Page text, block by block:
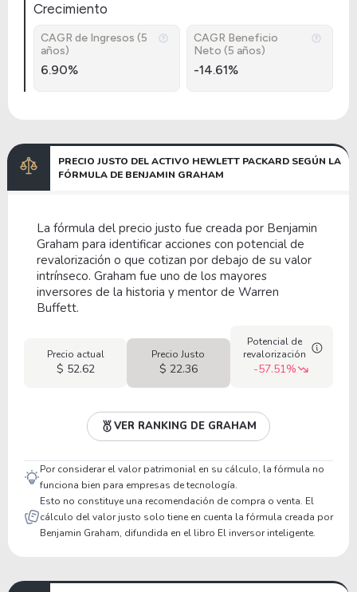
Crecimiento
CAGR de Ingresos (5
años)
6.90%
CAGR Beneficio
Neto (5 años)
-14.61%
PRECIO JUSTO DEL ACTIVO HEWLETT PACKARD SEGÚN LA
FÓRMULA DE BENJAMIN GRAHAM
La fórmula del precio justo fue creada por Benjamin
Graham para identificar acciones con potencial de
revalorización o que cotizan por debajo de su valor
intrínseco. Graham fue uno de los mayores
inversores de la historia y mentor de Warren
Buffett.
Precio actual
$ 52.62
Precio Justo
$ 22.36
Potencial de
revalorización
-57.51%
VER RANKING DE GRAHAM
Por considerar el valor patrimonial en su cálculo, la fórmula no
funciona bien para empresas de tecnología.
Esto no constituye una recomendación de compra o venta. El
cálculo del valor justo solo tiene en cuenta la fórmula creada por
Benjamin Graham, difundida en el libro El inversor inteligente.